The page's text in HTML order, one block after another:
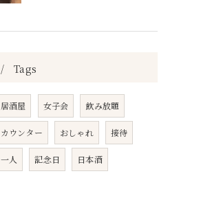
Tags
居酒屋 女子会 飲み放題
カウンター おしゃれ 接待
一人 記念日 日本酒